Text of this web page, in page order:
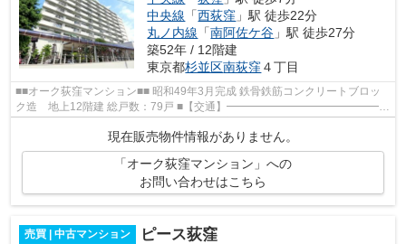
中央線 「西荻窪 」駅 徒歩22分
丸ノ内線 「南阿佐ケ谷 」駅 徒歩27分
築52年 / 12階建
東京都杉並区南荻窪４丁目
■■オーク荻窪マンション■■ 昭和49年3月完成 鉄骨鉄筋コンクリートブロッ
ク造 地上12階建 総戸数：79戸 ■【交通】━━━━━━━━━━━━━━━
現在販売物件情報がありません。
「オーク荻窪マンション」への
お問い合わせはこちら
売買 | 中古マンション ピース荻窪